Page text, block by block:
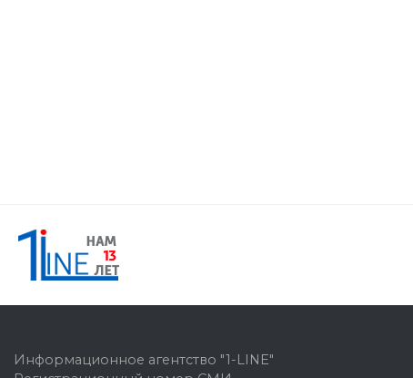
Информационное агентство "1-LINE"